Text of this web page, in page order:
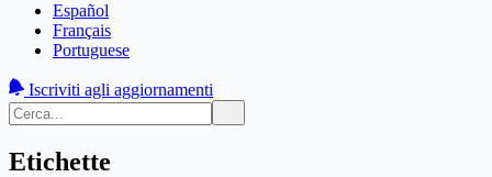
Español
Français
Portuguese
Iscriviti agli aggiornamenti
Etichette